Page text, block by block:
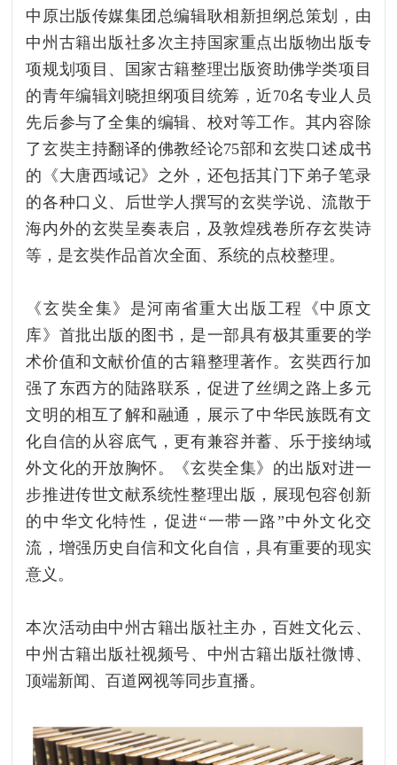
中原岀版传媒集团总编辑耿相新担纲总策划，由
中州古籍出版社多次主持国家重点出版物出版专
项规划项目、国家古籍整理岀版资助佛学类项目
的青年编辑刘晓担纲项目统筹，近70名专业人员
先后参与了全集的编辑、校对等工作。其内容除
了玄奘主持翻译的佛教经论75部和玄奘口述成书
的《大唐西域记》之外，还包括其门下弟子笔录
的各种口义、后世学人撰写的玄奘学说、流散于
海内外的玄奘呈奏表启，及敦煌残卷所存玄奘诗
等，是玄奘作品首次全面、系统的点校整理。
《玄奘全集》是河南省重大出版工程《中原文
库》首批出版的图书，是一部具有极其重要的学
术价值和文献价值的古籍整理著作。玄奘西行加
强了东西方的陆路联系，促进了丝绸之路上多元
文明的相互了解和融通，展示了中华民族既有文
化自信的从容底气，更有兼容并蓄、乐于接纳域
外文化的开放胸怀。《玄奘全集》的出版对进一
步推进传世文献系统性整理出版，展现包容创新
的中华文化特性，促进“一带一路”中外文化交
流，增强历史自信和文化自信，具有重要的现实
意义。
本次活动由中州古籍出版社主办，百姓文化云、
中州古籍出版社视频号、中州古籍出版社微博、
顶端新闻、百道网视等同步直播。